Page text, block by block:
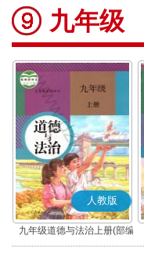
九年级
人教版
九年级道德与法治上册(部编
版)